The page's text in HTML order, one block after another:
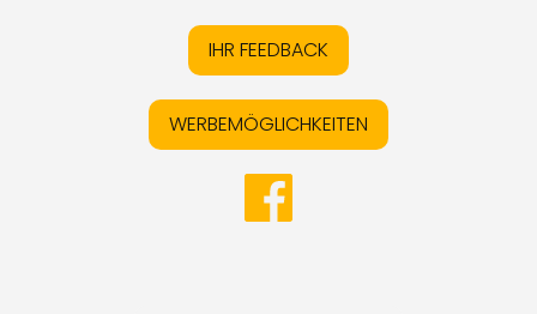
IHR FEEDBACK
WERBEMÖGLICHKEITEN